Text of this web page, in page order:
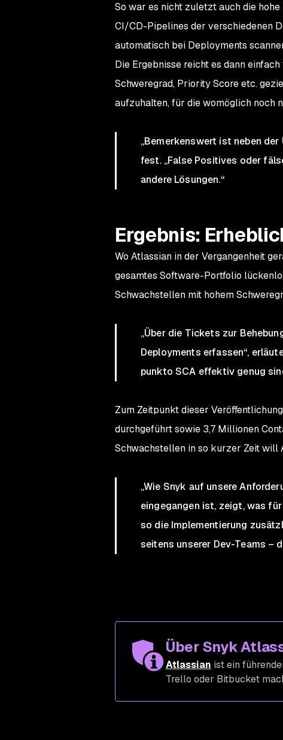
So war es nicht zuletzt auch die
CI/CD-Pipelines der verschiedenen
automatisch bei Deployments
Die Ergebnisse reicht es dann
Schweregrad, Priority Score etc.
aufzuhalten, für die womöglich noch
„Bemerkenswert ist neben
fest. „False Positives oder
andere Lösungen.“
Ergebnis:
Wo Atlassian in der Vergangenheit
gesamtes Software-Portfolio
Schwachstellen mit hohem
„Über die Tickets zur
Deployments erfassen“,
punkto SCA effektiv genug
Zum Zeitpunkt dieser
durchgeführt sowie 3,7 Millionen
Schwachstellen in so kurzer Zeit will
„Wie Snyk auf unsere
eingegangen ist, zeigt, was
so die Implementierung
seitens unserer Dev-Teams –
Über Snyk
Atlassian ist ein
Trello oder Bitbucket